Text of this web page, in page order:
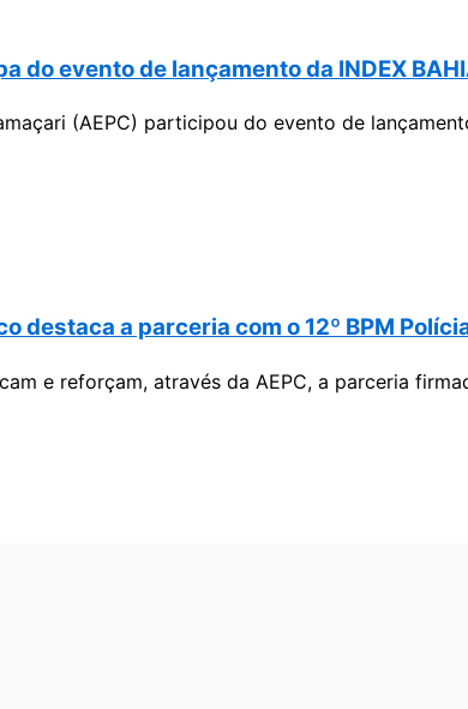
do evento de lançamento da INDEX
(AEPC) participou do evento de
destaca a parceria com o 12º BPM
e reforçam, através da AEPC, a parceria